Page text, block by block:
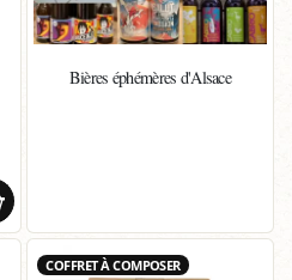
Bières éphémères d'Alsace
COFFRET À COMPOSER